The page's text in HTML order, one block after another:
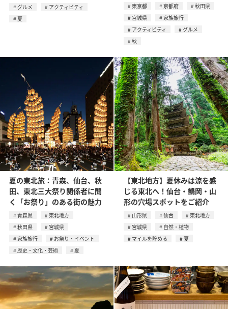
グルメ
アクティビティ
夏
東京都
京都府
秋田県
宮城県
家族旅行
アクティビティ
グルメ
秋
夏の東北旅：青森、仙台、秋
田、東北三大祭り関係者に聞
く「お祭り」のある街の魅力
青森県
東北地方
秋田県
宮城県
家族旅行
お祭り・イベント
歴史・文化・芸術
夏
【東北地方】夏休みは涼を感
じる東北へ！仙台・鶴岡・山
形の穴場スポットをご紹介
山形県 仙台
東北地方
宮城県
自然・植物
マイルを貯める
夏